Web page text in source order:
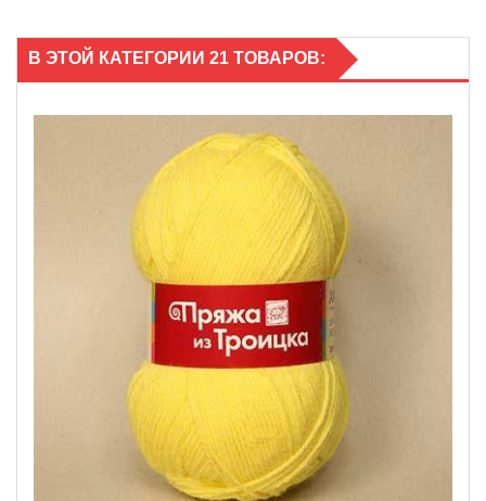
В ЭТОЙ КАТЕГОРИИ 21 ТОВАРОВ: